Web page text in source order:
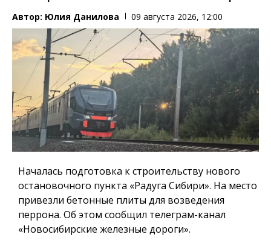
Автор: Юлия Данилова 09 августа 2026, 12:00
Началась подготовка к строительству нового
остановочного пункта «Радуга Сибири». На место
привезли бетонные плиты для возведения
перрона. Об этом сообщил телеграм-канал
«Новосибирские железные дороги».